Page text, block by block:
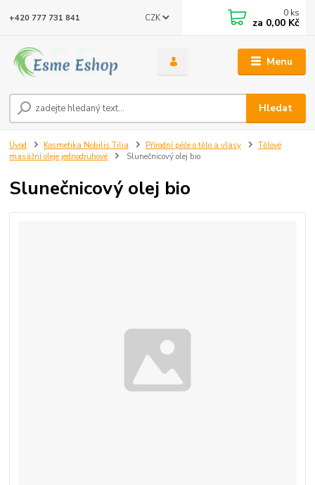
Menu
CZK
Hledat
+420 777 731 841 0 ks
za 0,00 Kč
Úvod Kosmetika Nobilis Tilia Přírodní péče o tělo a vlasy
Tělové
masážní oleje jednodruhové
Slunečnicový olej bio
Slunečnicový olej bio